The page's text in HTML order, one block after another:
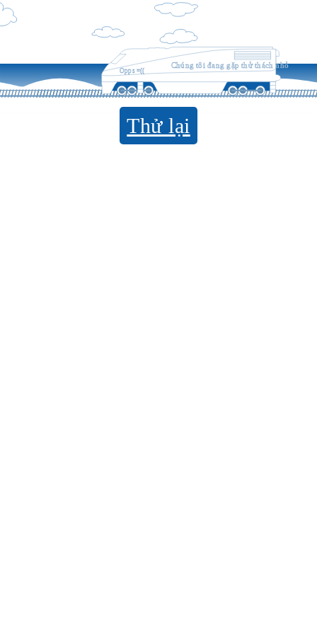
Opps =((
Chúng tôi đang gặp thử thách nhỏ
Thử lại